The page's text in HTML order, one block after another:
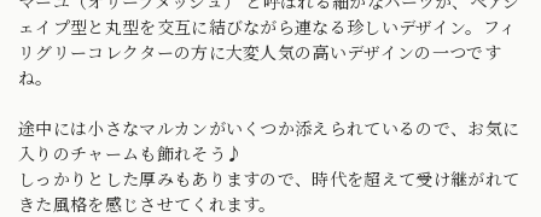
ェイプ型と丸型を交互に結びながら連なる珍しいデザイン。フィ
リグリーコレクターの方に大変人気の高いデザインの一つです
ね。
途中には小さなマルカンがいくつか添えられているので、お気に
入りのチャームも飾れそう♪
しっかりとした厚みもありますので、時代を超えて受け継がれて
きた風格を感じさせてくれます。